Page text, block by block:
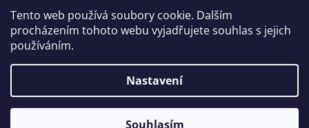
Tento web používá soubory cookie. Dalším
procházením tohoto webu vyjadřujete souhlas s jejich
používáním.
Nastavení
Souhlasím
Vytvořil Shoptet